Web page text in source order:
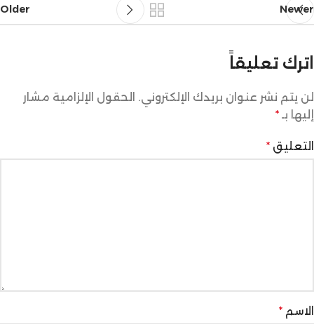
Newer
Older
اترك تعليقاً
لن يتم نشر عنوان بريدك الإلكتروني. الحقول الإلزامية مشار
إليها بـ *
التعليق *
الاسم *